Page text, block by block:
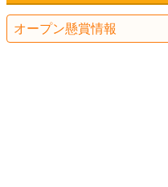
オープン懸賞情報